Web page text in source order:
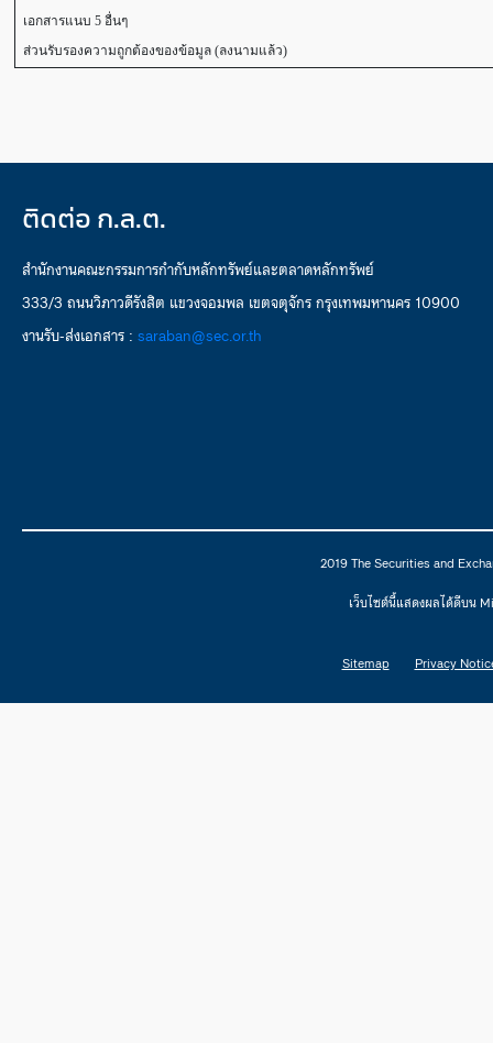
เอกสารแนบ 5 อื่นๆ
ส่วนรับรองความถูกต้องของข้อมูล (ลงนามแล้ว)
ติดต่อ ก.ล.ต.
สำนักงานคณะกรรมการกำกับหลักทรัพย์และตลาดหลักทรัพย์
333/3 ถนนวิภาวดีรังสิต แขวงจอมพล เขตจตุจักร กรุงเทพมหานคร 10900
งานรับ-ส่งเอกสาร : saraban@sec.or.th
2019 The Securities and
เว็บไซต์นี้แสดงผลได้ดีบน
Sitemap Privacy